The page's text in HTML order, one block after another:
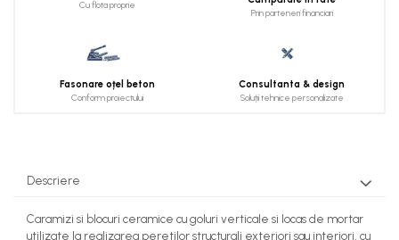
Cu flota proprie
Prin parteneri financiari
Fasonare oțel beton
Conform proiectului
Consultanta & design
Soluții tehnice personalizate
Descriere
Caramizi si blocuri ceramice cu goluri verticale si locas de mortar
utilizate la realizarea peretilor structurali exteriori sau interiori, cu